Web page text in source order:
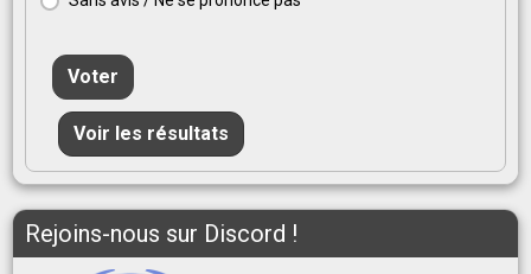
Voter
Voir les résultats
Rejoins-nous sur Discord !